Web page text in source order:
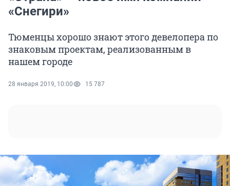
«Снегири»
Тюменцы хорошо знают этого девелопера по
знаковым проектам, реализованным в
нашем городе
28 января 2019, 10:00 15 787